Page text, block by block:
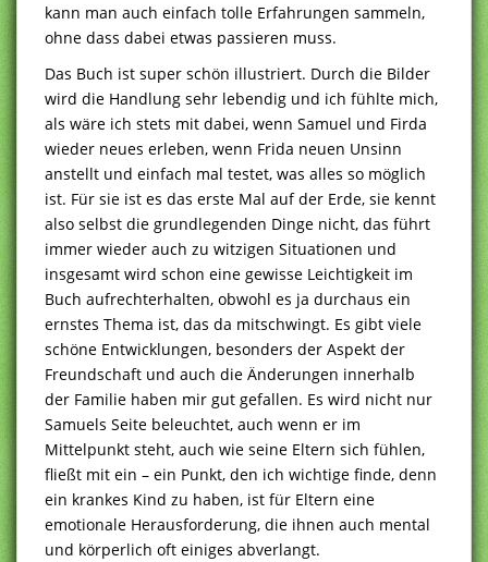
kann man auch einfach tolle Erfahrungen sammeln,
ohne dass dabei etwas passieren muss.
Das Buch ist super schön illustriert. Durch die Bilder
wird die Handlung sehr lebendig und ich fühlte mich,
als wäre ich stets mit dabei, wenn Samuel und Firda
wieder neues erleben, wenn Frida neuen Unsinn
anstellt und einfach mal testet, was alles so möglich
ist. Für sie ist es das erste Mal auf der Erde, sie kennt
also selbst die grundlegenden Dinge nicht, das führt
immer wieder auch zu witzigen Situationen und
insgesamt wird schon eine gewisse Leichtigkeit im
Buch aufrechterhalten, obwohl es ja durchaus ein
ernstes Thema ist, das da mitschwingt. Es gibt viele
schöne Entwicklungen, besonders der Aspekt der
Freundschaft und auch die Änderungen innerhalb
der Familie haben mir gut gefallen. Es wird nicht nur
Samuels Seite beleuchtet, auch wenn er im
Mittelpunkt steht, auch wie seine Eltern sich fühlen,
fließt mit ein – ein Punkt, den ich wichtige finde, denn
ein krankes Kind zu haben, ist für Eltern eine
emotionale Herausforderung, die ihnen auch mental
und körperlich oft einiges abverlangt.